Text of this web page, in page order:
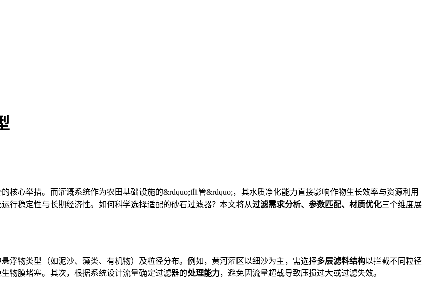
核心举措。而灌溉系统作为农田基础设施的&rdquo;血管&rdquo;，其水质净化能力直接影响作物生长效率与资源利用
行稳定性与长期经济性。如何科学选择适配的砂石过滤器？本文将从过滤需求分析、参数匹配、材质优化三个维度展
浮物类型（如泥沙、藻类、有机物）及粒径分布。例如，黄河灌区以细沙为主，需选择多层滤料结构以拦截不同粒径
物膜堵塞。其次，根据系统设计流量确定过滤器的处理能力，避免因流量超载导致压损过大或过滤失效。